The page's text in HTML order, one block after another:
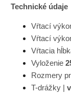
Technické údaje
Vŕtací
Vŕtací
Vŕtacia
Vyloženie
Rozmery
T-drážky |